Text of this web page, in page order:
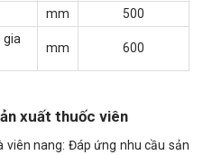
mm 500
gia
mm 600
xuất thuốc viên
viên nang: Đáp ứng nhu cầu sản